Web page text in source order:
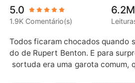
Baixar App
Bilionários
Contos Curtos
5.0
1.9K Comentário(s)
6.2M
Todos ficaram chocados quando
do de Rupert Benton. E para
sortuda era uma garota comum,